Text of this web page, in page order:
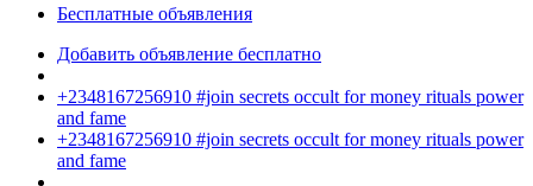
Бесплатные объявления
Добавить объявление бесплатно
+2348167256910 #join secrets occult for money rituals power
and fame
+2348167256910 #join secrets occult for money rituals power
and fame